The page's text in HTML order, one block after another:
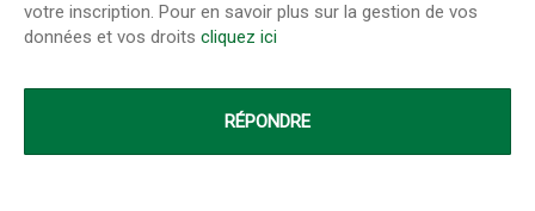
votre inscription. Pour en savoir plus sur la gestion de vos
données et vos droits cliquez ici